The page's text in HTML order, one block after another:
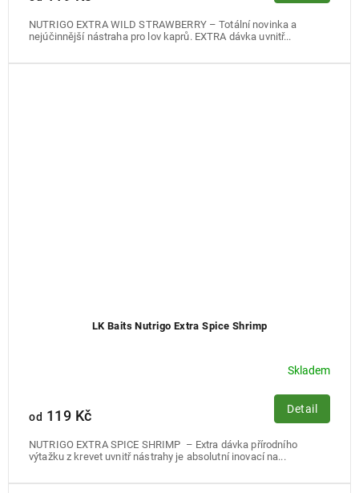
NUTRIGO EXTRA WILD STRAWBERRY – Totální novinka a
nejúčinnější nástraha pro lov kaprů. EXTRA dávka uvnitř...
LK Baits Nutrigo Extra Spice Shrimp
Skladem
od 119 Kč Detail
NUTRIGO EXTRA SPICE SHRIMP – Extra dávka přírodního
výtažku z krevet uvnitř nástrahy je absolutní inovací na...